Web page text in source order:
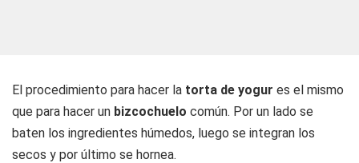
El procedimiento para hacer la torta de yogur es el mismo
que para hacer un bizcochuelo común. Por un lado se
baten los ingredientes húmedos, luego se integran los
secos y por último se hornea.